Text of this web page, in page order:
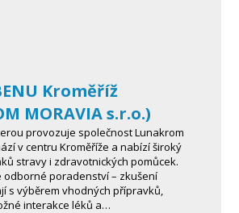
Kroměříž
MORAVIA s.r.o.)
provozuje společnost Lunakrom
v centru Kroměříže a nabízí široký
stravy i zdravotnických pomůcek.
odborné poradenství – zkušení
s výběrem vhodných přípravků,
interakce léků a…